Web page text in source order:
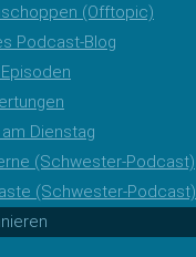
(Offtopic)
Podcast-Blog
Dienstag
(Schwester-Podcast)
(Schwester-Podcast)